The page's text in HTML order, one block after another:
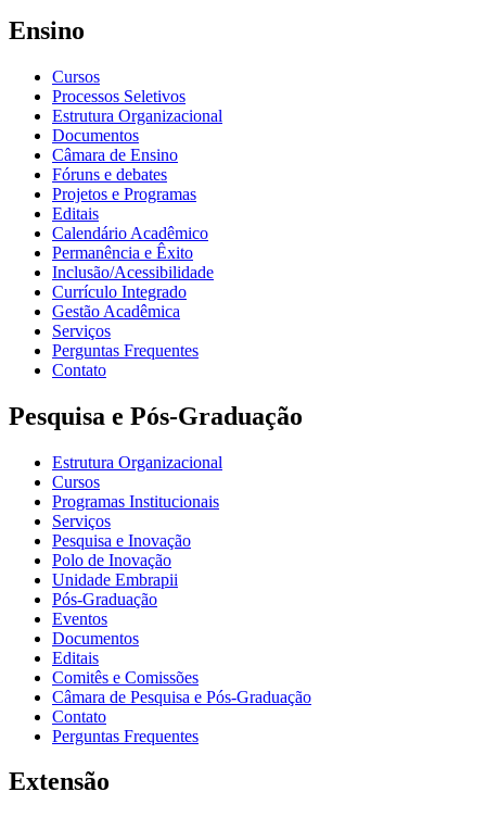
Ensino
Cursos
Processos Seletivos
Estrutura Organizacional
Documentos
Câmara de Ensino
Fóruns e debates
Projetos e Programas
Editais
Calendário Acadêmico
Permanência e Êxito
Inclusão/Acessibilidade
Currículo Integrado
Gestão Acadêmica
Serviços
Perguntas Frequentes
Contato
Pesquisa e Pós-Graduação
Estrutura Organizacional
Cursos
Programas Institucionais
Serviços
Pesquisa e Inovação
Polo de Inovação
Unidade Embrapii
Pós-Graduação
Eventos
Documentos
Editais
Comitês e Comissões
Câmara de Pesquisa e Pós-Graduação
Contato
Perguntas Frequentes
Extensão